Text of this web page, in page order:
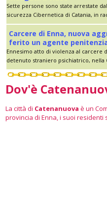
Sette persone sono state arrestate
sicurezza Cibernetica di Catania, in
Carcere di Enna, nuova
ferito un agente
Ennesimo atto di violenza al carcere
detenuto straniero psichiatrico, nella
Dov'è
La città di Catenanuova è un
provincia di Enna, i suoi residenti